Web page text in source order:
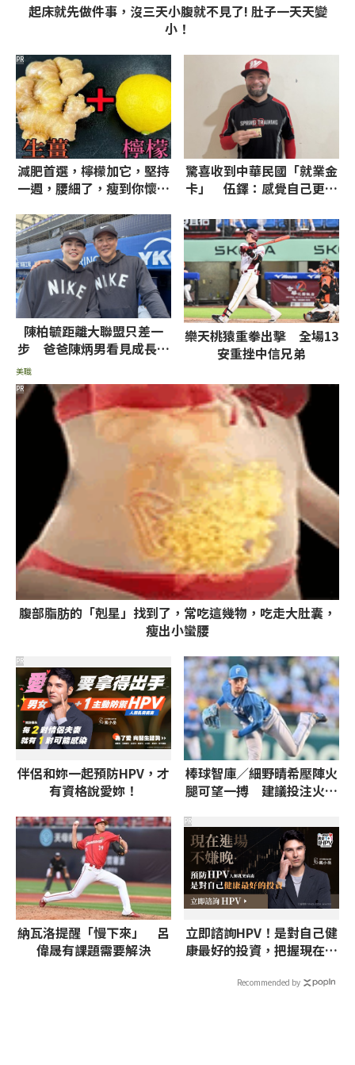
起床就先做件事，沒三天小腹就不見了! 肚子一天天變
小！
減肥首選，檸檬加它，堅持
一週，腰細了，瘦到你懷疑
PR
驚喜收到中華民國「就業金
卡」 伍鐸：感覺自己更像
陳柏毓距離大聯盟只差一
步 爸爸陳炳男看見成長：
美職
樂天桃猿重拳出擊 全場13
安重挫中信兄弟
腹部脂肪的「剋星」找到了，常吃這幾物，吃走大肚囊，
瘦出小蠻腰
PR
伴侶和妳一起預防HPV，才
有資格說愛妳！
PR
棒球智庫／細野晴希壓陣火
腿可望一搏 建議投注火腿
納瓦洛提醒「慢下來」 呂
偉晟有課題需要解決
立即諮詢HPV！是對自己健
康最好的投資，把握現在不
PR
Recommended by